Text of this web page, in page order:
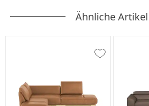
Ähnliche Artikel
Zur